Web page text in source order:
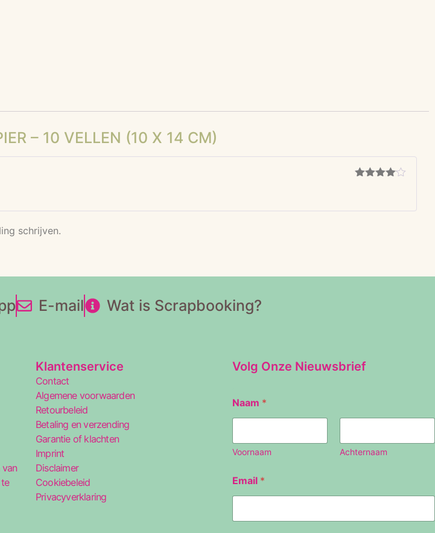
– 10 VELLEN (10 X 14 CM)
schrijven.
E-mail Wat is Scrapbooking?
van
Klantenservice
Contact
Algemene voorwaarden
Retourbeleid
Betaling en verzending
Garantie of klachten
Imprint
Disclaimer
Cookiebeleid
Privacyverklaring
Volg Onze Nieuwsbrief
m
a
l
N
m
Naam *
Voornaam Achternaam
Email *